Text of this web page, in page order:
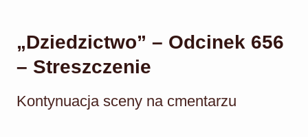
„Dziedzictwo” – Odcinek 656
– Streszczenie
Kontynuacja sceny na cmentarzu